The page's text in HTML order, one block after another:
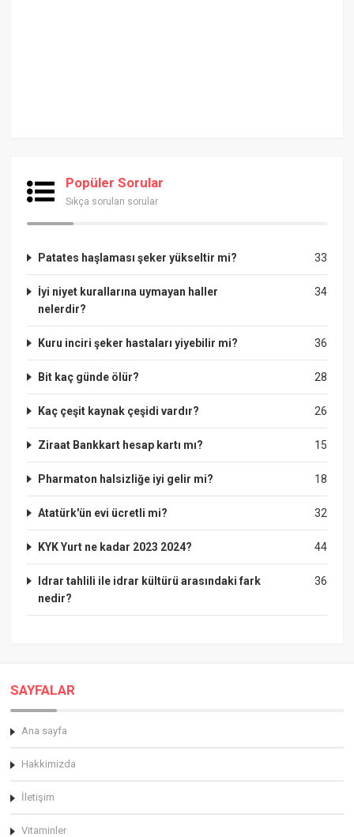
Popüler Sorular
Sıkça sorulan sorular
33
Patates haşlaması şeker yükseltir mi?
34
İyi niyet kurallarına uymayan haller
nelerdir?
36
Kuru inciri şeker hastaları yiyebilir mi?
28
Bit kaç günde ölür?
26
Kaç çeşit kaynak çeşidi vardır?
15
Ziraat Bankkart hesap kartı mı?
18
Pharmaton halsizliğe iyi gelir mi?
32
Atatürk'ün evi ücretli mi?
44
KYK Yurt ne kadar 2023 2024?
36
Idrar tahlili ile idrar kültürü arasındaki fark
nedir?
SAYFALAR
Ana sayfa
Hakkimizda
İletişim
Vitaminler